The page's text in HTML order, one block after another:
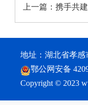
上一篇： 携手共
地址：湖北省孝感
鄂公网安备
Copyright © 2023